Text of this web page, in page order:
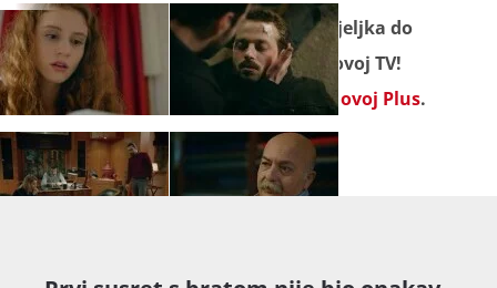
Seriju " Kuzgun" pratite od ponedjeljka do
petka u večernjem terminu na Novoj TV!
Propuštene epizode gledajte naNovoj Plus.